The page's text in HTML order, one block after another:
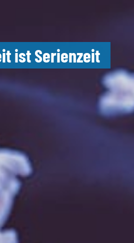
ist Serienzeit